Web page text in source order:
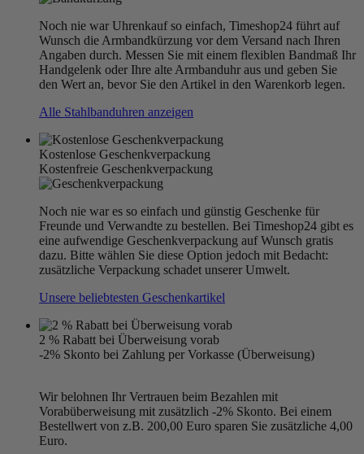
Noch nie war Uhrenkauf so einfach, Timeshop24 führt auf
Wunsch die Armbandkürzung vor dem Versand nach Ihren
Angaben durch. Messen Sie mit einem flexiblen Bandmaß Ihr
Handgelenk oder Ihre alte Armbanduhr aus und geben Sie
den Wert an, bevor Sie den Artikel in den Warenkorb legen.
Alle Stahlbanduhren anzeigen
Kostenlose Geschenkverpackung
Kostenfreie Geschenkverpackung
Noch nie war es so einfach und günstig Geschenke für
Freunde und Verwandte zu bestellen. Bei Timeshop24 gibt es
eine aufwendige Geschenkverpackung auf Wunsch gratis
dazu. Bitte wählen Sie diese Option jedoch mit Bedacht:
zusätzliche Verpackung schadet unserer Umwelt.
Unsere beliebtesten Geschenkartikel
2 % Rabatt bei Überweisung vorab
-2% Skonto bei Zahlung per Vorkasse (Überweisung)
Wir belohnen Ihr Vertrauen beim Bezahlen mit
Vorabüberweisung mit zusätzlich -2% Skonto. Bei einem
Bestellwert von z.B. 200,00 Euro sparen Sie zusätzliche 4,00
Euro.